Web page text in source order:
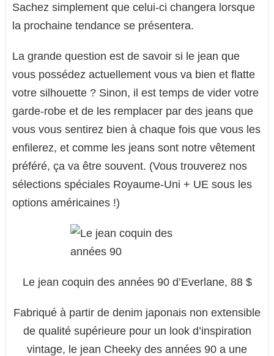
Sachez simplement que celui-ci changera lorsque
la prochaine tendance se présentera.
La grande question est de savoir si le jean que
vous possédez actuellement vous va bien et flatte
votre silhouette ? Sinon, il est temps de vider votre
garde-robe et de les remplacer par des jeans que
vous vous sentirez bien à chaque fois que vous les
enfilerez, et comme les jeans sont notre vêtement
préféré, ça va être souvent. (Vous trouverez nos
sélections spéciales Royaume-Uni + UE sous les
options américaines !)
Le jean coquin des années 90 d’Everlane, 88 $
Fabriqué à partir de denim japonais non extensible
de qualité supérieure pour un look d’inspiration
vintage, le jean Cheeky des années 90 a une